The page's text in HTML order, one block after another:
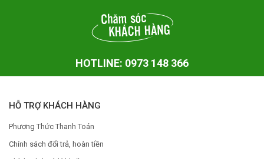
HOTLINE: 0973 148 366
HỖ TRỢ KHÁCH HÀNG
Phương Thức Thanh Toán
Chính sách đổi trả, hoàn tiền